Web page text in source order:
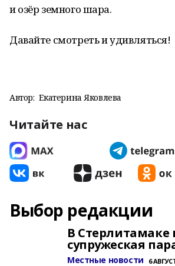
и озёр земного шара.
Давайте смотреть и удивляться!
Автор: Екатерина Яковлева
Читайте нас
Выбор редакции
В Стерлитамаке
супружеская
Местные новости 6